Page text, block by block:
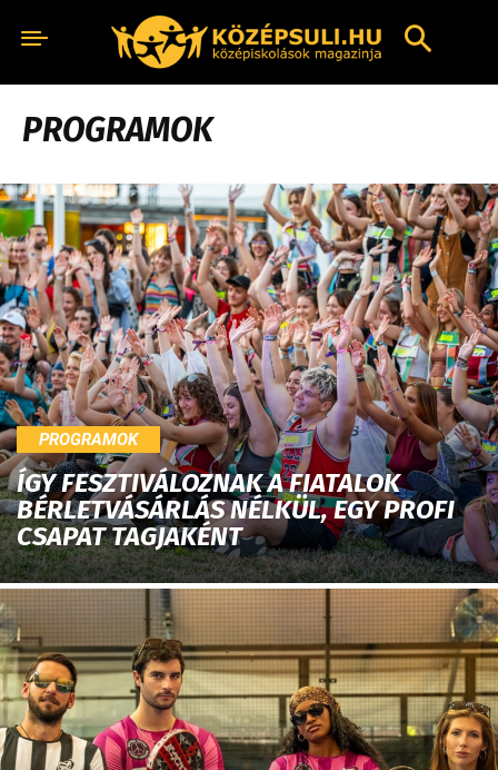
PROGRAMOK
PROGRAMOK
ÍGY FESZTIVÁLOZNAK A FIATALOK
BÉRLETVÁSÁRLÁS NÉLKÜL, EGY PROFI
CSAPAT TAGJAKÉNT